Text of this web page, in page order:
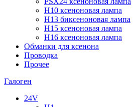
H10 ксеноновая лампа
H13 биксеноновая лампа
H15 ксеноновая лампа
H16 ксеноновая лампа
Обманки для ксенона
Проводка
Прочее
Галоген
24V